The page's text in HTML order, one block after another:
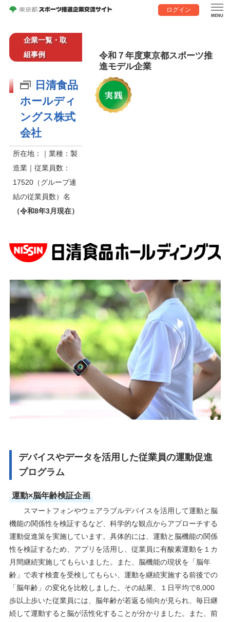
ログイン
企業一覧・取
組事例
令和７年度東京都スポーツ推
進モデル企業
日清食品
ホールディ
ングス株式
会社
所在地：｜業種：製
造業｜従業員数：
17520（グループ連
結の従業員数）名
（令和8年3月現在）
デバイスやデータを活用した従業員の運動促進
プログラム
運動×脳年齢検証企画
スマートフォンやウェアラブルデバイスを活用して運動と脳
機能の関係性を検証するなど、科学的な観点からアプローチする
運動促進策を実施しています。具体的には、運動と脳機能の関係
性を検証するため、アプリを活用し、従業員に有酸素運動を１カ
月間継続実施してもらいました。また、脳機能の現状を「脳年
齢」で表す検査を受検してもらい、運動を継続実施する前後での
「脳年齢」の変化を比較しました。その結果、１日平均で8,000
歩以上歩いた従業員には、脳年齢が若返る傾向が見られ、毎日継
続して運動すると脳が活性化することが分かりました。また、前